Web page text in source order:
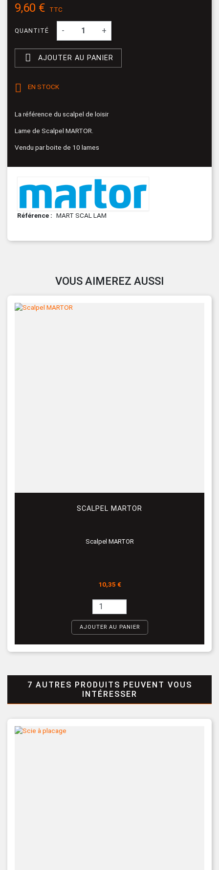
9,60 € TTC
QUANTITÉ - +
 AJOUTER AU PANIER
 EN STOCK
La référence du scalpel de loisir
Lame de Scalpel MARTOR.
Vendu par boite de 10 lames
Référence MART SCAL LAM
VOUS AIMEREZ AUSSI
SCALPEL MARTOR
Scalpel MARTOR
Prix
10,35 €
AJOUTER AU PANIER
7 AUTRES PRODUITS PEUVENT VOUS
INTÉRESSER